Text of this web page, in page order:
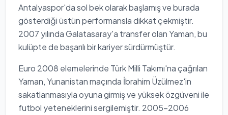
Antalyaspor'da sol bek olarak başlamış ve burada
gösterdiği üstün performansla dikkat çekmiştir.
2007 yılında Galatasaray'a transfer olan Yaman, bu
kulüpte de başarılı bir kariyer sürdürmüştür.
Euro 2008 elemelerinde Türk Milli Takımı'na çağrılan
Yaman, Yunanistan maçında İbrahim Üzülmez'in
sakatlanmasıyla oyuna girmiş ve yüksek özgüveni ile
futbol yeteneklerini sergilemiştir. 2005-2006